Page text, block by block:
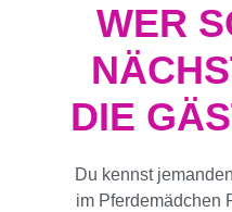
WER
DIE
Du kennst
im Pferdemädchen